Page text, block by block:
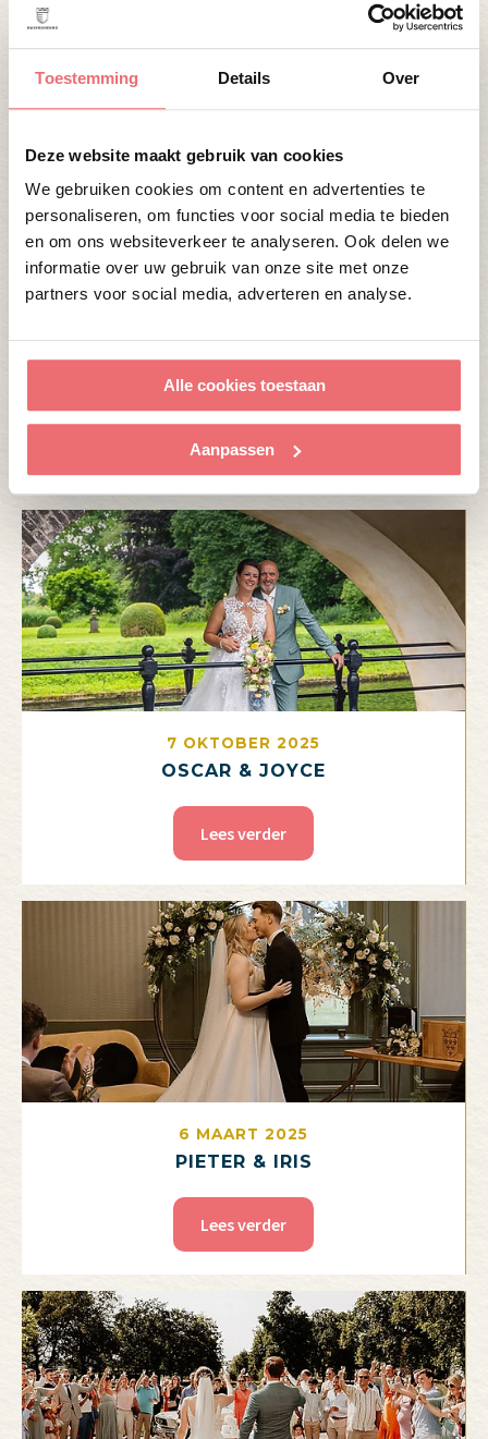
Toestemming Details Over
Deze website maakt gebruik van cookies
We gebruiken cookies om content en advertenties te
personaliseren, om functies voor social media te bieden
en om ons websiteverkeer te analyseren. Ook delen we
informatie over uw gebruik van onze site met onze
partners voor social media, adverteren en analyse.
Alle cookies toestaan
Aanpassen
vragen opgestuurd, hier kregen we snel een
onze bruiloft aan het werk was, was heel attent en
geregeld, er werd fijn meegedacht en het eten
smaakte heerlijk.”
Categorie:
Bijeenkomen
Trouwen
Vieren
7 OKTOBER 2025
OSCAR & JOYCE
Lees verder
6 MAART 2025
PIETER & IRIS
Lees verder